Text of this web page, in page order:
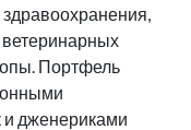
Портфель
и дженериками